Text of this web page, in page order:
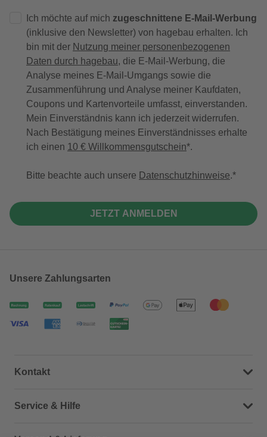
Ich möchte auf mich zugeschnittene E-Mail-Werbung
(inklusive den Newsletter) von hagebau erhalten. Ich
bin mit der Nutzung meiner personenbezogenen
Daten durch hagebau, die E-Mail-Werbung, die
Analyse meines E-Mail-Umgangs sowie die
Zusammenführung und Analyse meiner Kaufdaten,
Coupons und Kartenvorteile umfasst, einverstanden.
Mein Einverständnis kann ich jederzeit widerrufen.
Nach Bestätigung meines Einverständnisses erhalte
ich einen 10 € Willkommensgutschein*.
Bitte beachte auch unsere Datenschutzhinweise.
JETZT ANMELDEN
Unsere Zahlungsarten
Kontakt
Dein Kontakt zu uns
Service & Hilfe